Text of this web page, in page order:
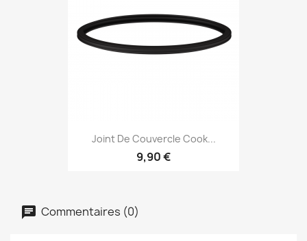
Joint De Couvercle Cook...
9,90 €
Commentaires (0)